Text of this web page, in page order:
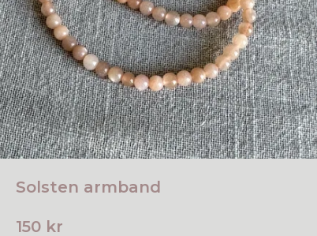
Solsten armband
150 kr